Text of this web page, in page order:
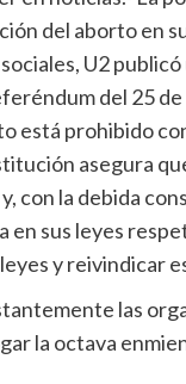
del aborto en
U2
del 25 de
está prohibido
asegura
con la debida
en sus leyes
y reivindicar
las
la octava